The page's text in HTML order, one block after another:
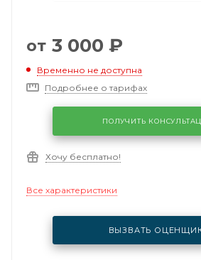
от 3 000 ₽
Временно не доступна
Подробнее о тарифах
ПОЛУЧИТЬ
Хочу бесплатно!
Все характеристики
ВЫЗВАТЬ